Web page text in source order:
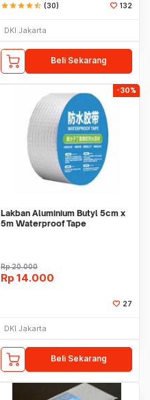
starstarstarstarstar_half (30) 132
DKI Jakarta
Beli Sekarang
-30%
Lakban Aluminium Butyl 5cm x
5m Waterproof Tape
Rp20.000
Rp 14.000
27
DKI Jakarta
Beli Sekarang